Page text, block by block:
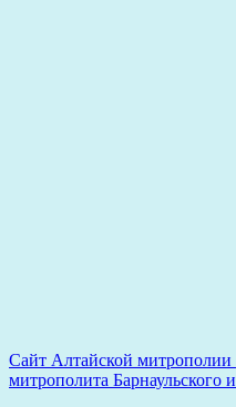
Сайт Алтайской митрополии
митрополита Барнаульского